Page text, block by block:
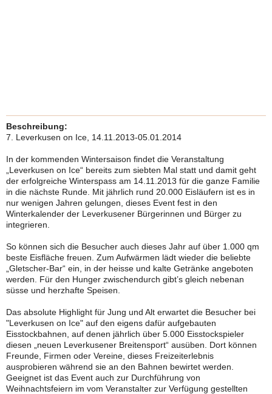
Beschreibung:
7. Leverkusen on Ice, 14.11.2013-05.01.2014
In der kommenden Wintersaison findet die Veranstaltung
„Leverkusen on Ice“ bereits zum siebten Mal statt und damit geht
der erfolgreiche Winterspass am 14.11.2013 für die ganze Familie
in die nächste Runde. Mit jährlich rund 20.000 Eisläufern ist es in
nur wenigen Jahren gelungen, dieses Event fest in den
Winterkalender der Leverkusener Bürgerinnen und Bürger zu
integrieren.
So können sich die Besucher auch dieses Jahr auf über 1.000 qm
beste Eisfläche freuen. Zum Aufwärmen lädt wieder die beliebte
„Gletscher-Bar“ ein, in der heisse und kalte Getränke angeboten
werden. Für den Hunger zwischendurch gibt’s gleich nebenan
süsse und herzhafte Speisen.
Das absolute Highlight für Jung und Alt erwartet die Besucher bei
"Leverkusen on Ice" auf den eigens dafür aufgebauten
Eisstockbahnen, auf denen jährlich über 5.000 Eisstockspieler
diesen „neuen Leverkusener Breitensport“ ausüben. Dort können
Freunde, Firmen oder Vereine, dieses Freizeiterlebnis
ausprobieren während sie an den Bahnen bewirtet werden.
Geeignet ist das Event auch zur Durchführung von
Weihnachtsfeiern im vom Veranstalter zur Verfügung gestellten